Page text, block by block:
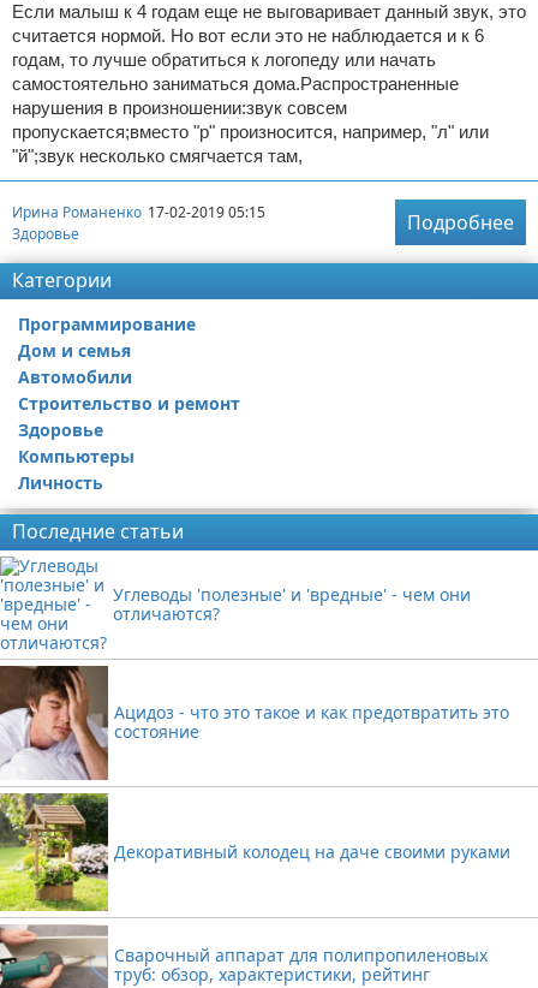
Если малыш к 4 годам еще не выговаривает данный звук, это
считается нормой. Но вот если это не наблюдается и к 6
годам, то лучше обратиться к логопеду или начать
самостоятельно заниматься дома.Распространенные
нарушения в произношении:звук совсем
пропускается;вместо "р" произносится, например, "л" или
"й";звук несколько смягчается там,
Ирина Романенко 17-02-2019 05:15
Здоровье
Подробнее
Категории
Программирование
Дом и семья
Автомобили
Строительство и ремонт
Здоровье
Компьютеры
Личность
Последние статьи
Углеводы 'полезные' и 'вредные' - чем они
отличаются?
Ацидоз - что это такое и как предотвратить это
состояние
Декоративный колодец на даче своими руками
Сварочный аппарат для полипропиленовых
труб: обзор, характеристики, рейтинг